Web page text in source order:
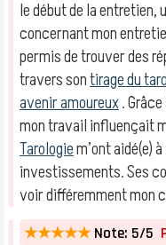
le début de la entretien,
concernant mon
permis de trouver des
travers sontirage du
avenir amoureux.
mon travail influençait
Tarologiem’ont aidé(e)
investissements. Ses
voir différemment mon
★★★★★ Note: 5/5